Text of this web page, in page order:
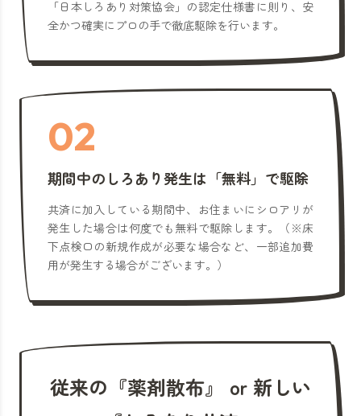
「日本しろあり対策協会」の認定仕様書に則り、安
全かつ確実にプロの手で徹底駆除を行います。
02
期間中のしろあり発生は「無料」で駆除
共済に加入している期間中、お住まいにシロアリが
発生した場合は何度でも無料で駆除します。（※床
下点検口の新規作成が必要な場合など、一部追加費
用が発生する場合がございます。）
従来の『薬剤散布』 or 新しい